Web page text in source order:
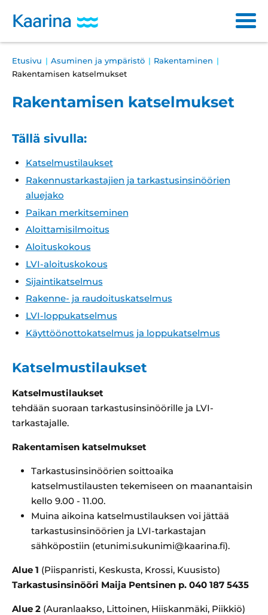
sisältöön
Main
navigation
Varhaiskasvatus ja opetus
Osallistuminen ja päätöksenteko
Työ ja yrittäminen
Haku
Breadcrumb
Etusivu Asuminen ja ympäristö
Rakentaminen
Rakentamisen katselmukset
Rakentamisen katselmukset
Tällä sivulla:
Katselmustilaukset
Rakennustarkastajien ja tarkastusinsinöörien
aluejako
Paikan merkitseminen
Aloittamisilmoitus
Aloituskokous
LVI-aloituskokous
Sijaintikatselmus
Rakenne- ja raudoituskatselmus
LVI-loppukatselmus
Käyttöönottokatselmus ja loppukatselmus
Katselmustilaukset
Katselmustilaukset
tehdään suoraan tarkastusinsinöörille ja LVI-
tarkastajalle.
Rakentamisen katselmukset
Tarkastusinsinöörien soittoaika
katselmustilausten tekemiseen on maanantaisin
kello 9.00 - 11.00.
Muina aikoina katselmustilauksen voi jättää
tarkastusinsinöörien ja LVI-tarkastajan
sähköpostiin (etunimi.sukunimi@kaarina.fi).
Alue 1 (Piispanristi, Keskusta, Krossi, Kuusisto)
Tarkastusinsinööri Maija Pentsinen p. 040 187 5435
Alue 2 (Auranlaakso, Littoinen, Hiiskanmäki, Piikkiö)